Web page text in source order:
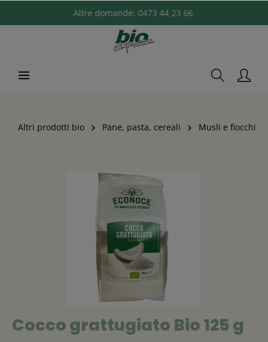
Altre domande: 0473 44 23 66
Altri prodotti bio Pane, pasta, cereali Musli e fiocchi
Cocco grattugiato Bio 125 g